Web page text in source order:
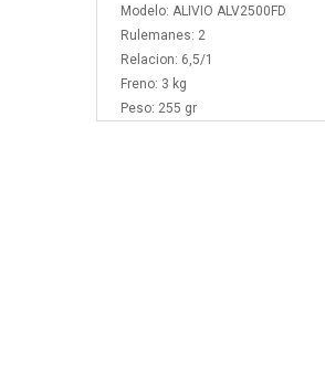
Modelo: ALIVIO ALV2500FD
Rulemanes: 2
Relacion: 6,5/1
Freno: 3 kg
Peso: 255 gr